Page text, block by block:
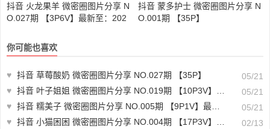
抖音 火龙果羊 微密圈图片分享 N
O.027期 【3P6V】最新至：202
抖音 蒙多护士 微密圈图片分享 N
O.001期 【35P】
你可能也喜欢
♥ 抖音 草莓酸奶 微密圈图片分享 NO.027期 【35P】
05/21
♥ 抖音 叶子姐姐 微密圈图片分享 NO.019期 【10P3V】最新至：2023.7.23
05/21
♥ 抖音 糯美子 微密圈图片分享 NO.005期 【9P1V】最新至：2023.9.30
05/21
♥ 抖音 小猫困困 微密圈图片分享 NO.004期 【17P3V】最新至：2025.2.9
02/13